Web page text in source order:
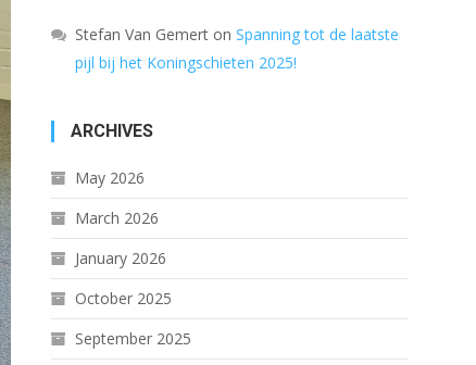
Stefan Van Gemerton Spanning tot de laatste
pijl bij het Koningschieten 2025!
ARCHIVES
May 2026
March 2026
January 2026
October 2025
September 2025